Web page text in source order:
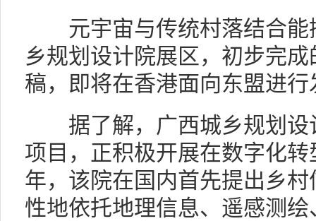
元宇宙与传统村落结合能
乡规划设计院展区，初步完
稿，即将在香港面向东盟进行
据了解，广西城乡规划设
项目，正积极开展在数字化
年，该院在国内首先提出乡
性地依托地理信息、遥感测